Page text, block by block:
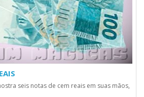
seis notas de cem reais em suas mãos,